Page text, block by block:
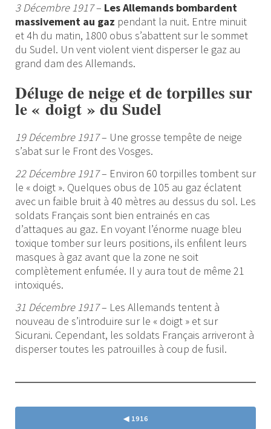
3 Décembre 1917– Les Allemands bombardent
massivement au gaz pendant la nuit. Entre minuit
et 4h du matin, 1800 obus s’abattent sur le sommet
du Sudel. Un vent violent vient disperser le gaz au
grand dam des Allemands.
Déluge de neige et de torpilles sur
le « doigt » du Sudel
19 Décembre 1917– Une grosse tempête de neige
s’abat sur le Front des Vosges.
22 Décembre 1917– Environ 60 torpilles tombent sur
le « doigt ». Quelques obus de 105 au gaz éclatent
avec un faible bruit à 40 mètres au dessus du sol. Les
soldats Français sont bien entrainés en cas
d’attaques au gaz. En voyant l’énorme nuage bleu
toxique tomber sur leurs positions, ils enfilent leurs
masques à gaz avant que la zone ne soit
complètement enfumée. Il y aura tout de même 21
intoxiqués.
31 Décembre 1917– Les Allemands tentent à
nouveau de s’introduire sur le « doigt » et sur
Sicurani. Cependant, les soldats Français arriveront à
disperser toutes les patrouilles à coup de fusil.
◀︎ 1916